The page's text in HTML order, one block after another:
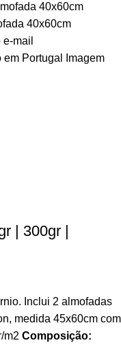
40x60cm
40x60cm
mail
em Portugal Imagem
| 300gr |
Inclui 2 almofadas
medida 45x60cm com
m2 Composição: